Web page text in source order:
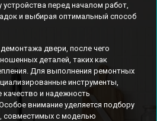
устройства перед началом работ,
и выбирая оптимальный способ
двери, после чего
деталей, таких как
Для выполнения ремонтных
инструменты,
и надежность
внимание уделяется подбору
совместимых с моделью